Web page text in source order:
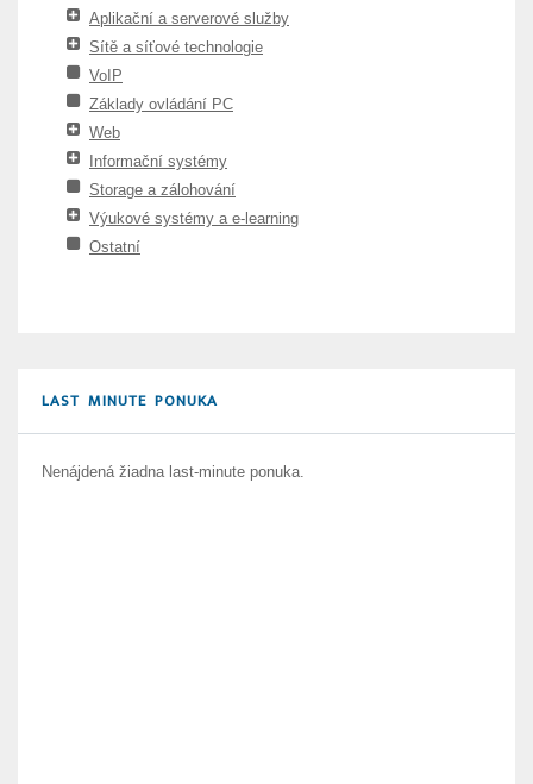
Aplikační a serverové služby
Sítě a síťové technologie
VoIP
Základy ovládání PC
Web
Informační systémy
Storage a zálohování
Výukové systémy a e-learning
Ostatní
LAST MINUTE PONUKA
Nenájdená žiadna last-minute ponuka.